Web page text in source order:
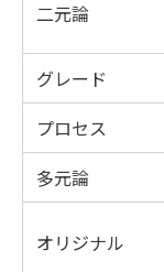
二元論
グレード
プロセス
多元論
オリジナル